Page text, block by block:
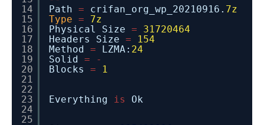
14
15
16
17
18
19
20
21
22
23
24
25
Path = crifan_org_wp_20210916. 7z
Type =
7z
Physical Size =
31720464
Headers Size =
154
Method = LZMA: 24
Solid =
-
Blocks = 1
Everything is Ok